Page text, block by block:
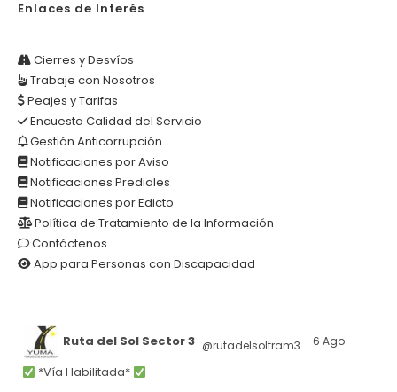
Enlaces de Interés
Cierres y Desvíos
Trabaje con Nosotros
Peajes y Tarifas
Encuesta Calidad del Servicio
Gestión Anticorrupción
Notificaciones por Aviso
Notificaciones Prediales
Notificaciones por Edicto
Política de Tratamiento de la Información
Contáctenos
App para Personas con Discapacidad
Ruta del Sol Sector 3 @rutadelsoltram3 · 6 Ago
*Vía Habilitada*